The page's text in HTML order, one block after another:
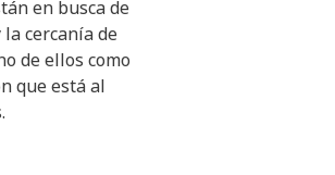
en busca de
cercanía de
de ellos como
que está al